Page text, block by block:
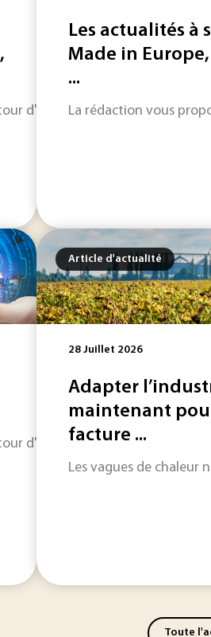
d'horizon sur les
Les actualités à
Made in Europe,
...
La rédaction vous
d'horizon sur les
Article d'actualité
28 Juillet 2026
Adapter
maintenant
facture ...
Les vagues de chaleur
Toute